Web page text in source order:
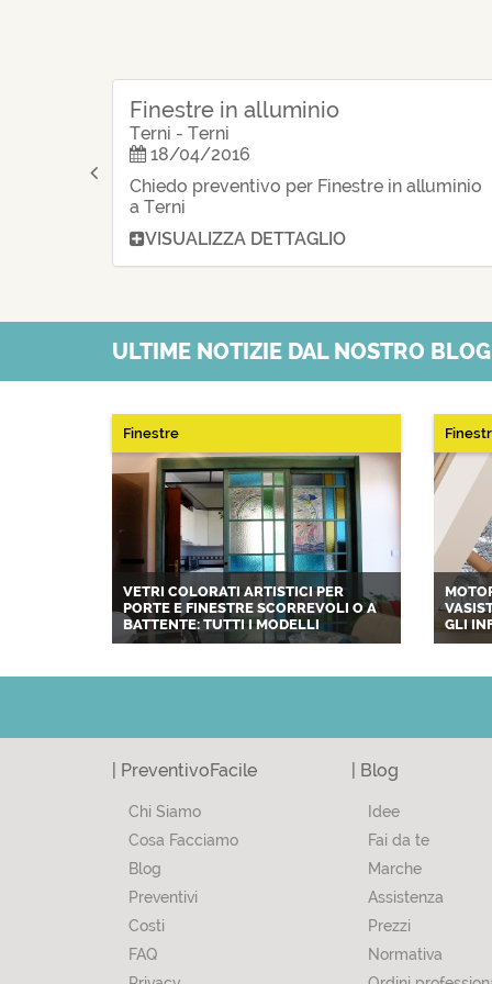
Finestre in alluminio
Terni - Terni
18/04/2016
Chiedo preventivo per Finestre in alluminio
a Terni
VISUALIZZA DETTAGLIO
ULTIME NOTIZIE DAL NOSTRO
Finestre
VETRI COLORATI ARTISTICI PER
PORTE E FINESTRE SCORREVOLI O A
BATTENTE: TUTTI I MODELLI
GLI
| PreventivoFacile
Chi Siamo
Cosa Facciamo
Blog
Preventivi
Costi
FAQ
| Blog
Idee
Fai da te
Marche
Assistenza
Prezzi
Normativa